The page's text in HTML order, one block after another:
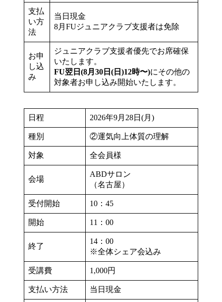
支払
い方
法
当日現金
8月FUジュニアクラブ支援者は免除
お申
し込
み
ジュニアクラブ支援者優先でお席確保
いたします。
FU翌日(8月30日(日)12時〜)にその他の
対象者お申し込み開始いたします。
日程 2026年9月28日(月)
種別 ②運気向上体質の理解
対象 全会員様
会場
ABDサロン
（名古屋）
受付開始 10：45
開始 11：00
終了
14：00
※全体シェア会込み
受講費 1,000円
支払い方法 当日現金